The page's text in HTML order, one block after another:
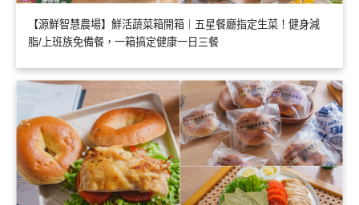
【源鮮智慧農場】鮮活蔬菜箱開箱｜五星餐廳指定生菜！健身減
脂/上班族免備餐，一箱搞定健康一日三餐